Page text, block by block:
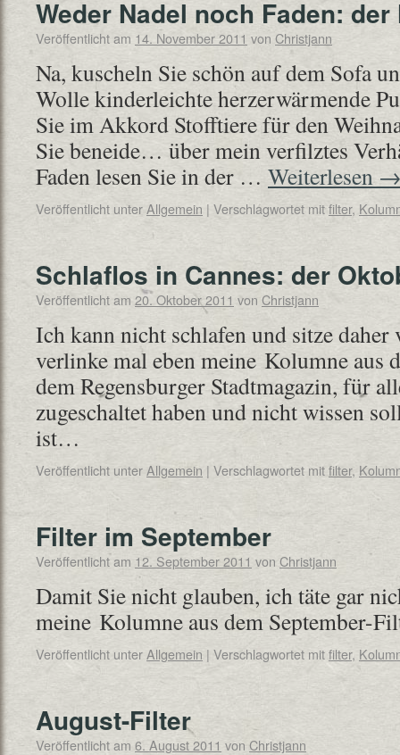
Weder Nadel noch Faden:
Veröffentlicht am 14. November 2011 von Christjann
Na, kuscheln Sie schön auf dem Sofa
Wolle kinderleichte herzerwärmende
Sie im Akkord Stofftiere für den
Sie beneide… über mein verfilztes
Faden lesen Sie in der … Weiterlesen
Veröffentlicht unterAllgemein | Verschlagwortet mitfilter,
Schlaflos in Cannes: der
Veröffentlicht am 20. Oktober 2011 von Christjann
Ich kann nicht schlafen und sitze daher
verlinke mal eben meine Kolumne aus
dem Regensburger Stadtmagazin, für
zugeschaltet haben und nicht wissen
ist…
Veröffentlicht unter Allgemein | Verschlagwortet mitfilter,
Filter im September
Veröffentlicht am 12. September 2011 von Christjann
Damit Sie nicht glauben, ich täte gar
meine Kolumne aus dem September-
Veröffentlicht unterAllgemein | Verschlagwortet mitfilter,
August-Filter
Veröffentlicht am 6. August 2011 von Christjann